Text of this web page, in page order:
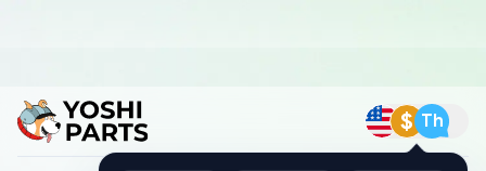
$ Th